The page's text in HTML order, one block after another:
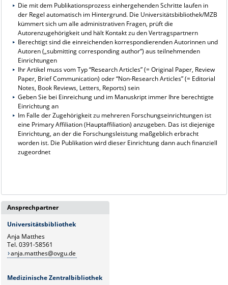
Die mit dem Publikationsprozess einhergehenden Schritte laufen in
der Regel automatisch im Hintergrund. Die Universitätsbibliothek/MZB
kümmert sich um alle administrativen Fragen, prüft die
Autorenzugehörigkeit und hält Kontakt zu den Vertragspartnern
Berechtigt sind die einreichenden korrespondierenden Autorinnen und
Autoren („submitting corresponding author“) aus teilnehmenden
Einrichtungen
Ihr Artikel muss vom Typ “Research Articles” (= Original Paper, Review
Paper, Brief Communication) oder “Non-Research Articles” (= Editorial
Notes, Book Reviews, Letters, Reports) sein
Geben Sie bei Einreichung und im Manuskript immer Ihre berechtigte
Einrichtung an
Im Falle der Zugehörigkeit zu mehreren Forschungseinrichtungen ist
eine Primary Affiliation (Hauptaffiliation) anzugeben. Das ist diejenige
Einrichtung, an der die Forschungsleistung maßgeblich erbracht
worden ist. Die Publikation wird dieser Einrichtung dann auch finanziell
zugeordnet
Ansprechpartner
Universitätsbibliothek
Anja Matthes
Tel. 0391-58561
anja.matthes@ovgu.de
Medizinische Zentralbibliothek